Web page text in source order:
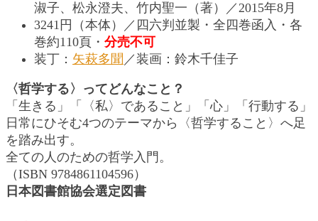
淑子、松永澄夫、竹内聖一（著）／2015年8月
3241円（本体）／四六判並製・全四巻函入・各
巻約110頁・ 分売不可
装丁： 矢萩多聞 ／装画：鈴木千佳子
〈哲学する〉ってどんなこと？
「生きる」「〈私〉であること」「心」「行動する」
日常にひそむ4つのテーマから〈哲学すること〉へ足
を踏み出す。
全ての人のための哲学入門。
（ISBN 9784861104596）
日本図書館協会選定図書